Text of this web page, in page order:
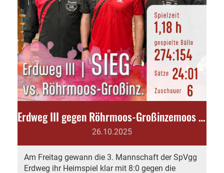
Erdweg III gegen Röhrmoos-Großinzemoos I 8:0
26.10.2025
Am Freitag gewann die 3. Mannschaft der SpVgg
Erdweg ihr Heimspiel klar mit 8:0 gegen die